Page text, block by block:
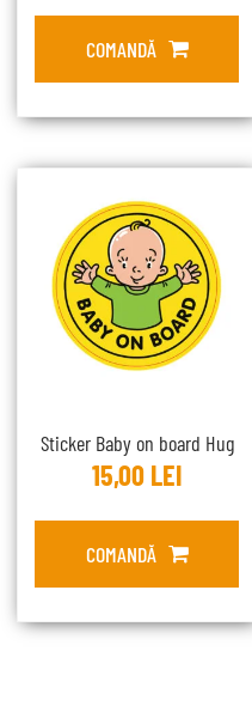
COMANDĂ
Sticker Baby on board Hug
15,00 LEI
COMANDĂ